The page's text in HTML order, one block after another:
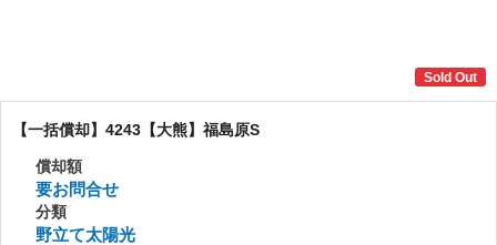
Sold Out
【一括償却】4243【大熊】福島原S
償却額
要お問合せ
分類
野立て太陽光